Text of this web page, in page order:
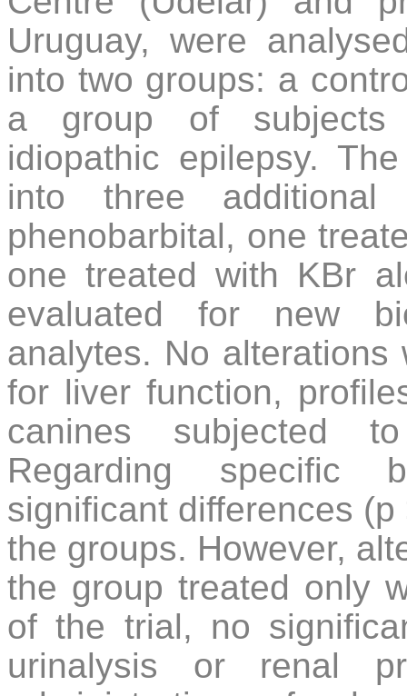
Uruguay, were
into two groups: a
a group of subjects
idiopathic epilepsy.
into three
phenobarbital, one
one treated with KBr
evaluated for new
analytes. No
for liver function,
canines subjected
Regarding specific
significant differences
the groups. However,
the group treated only
of the trial, no
urinalysis or renal